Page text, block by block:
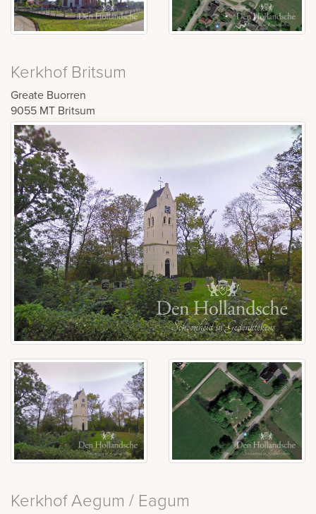
Kerkhof Britsum
Greate Buorren
9055 MT Britsum
Kerkhof Aegum / Eagum